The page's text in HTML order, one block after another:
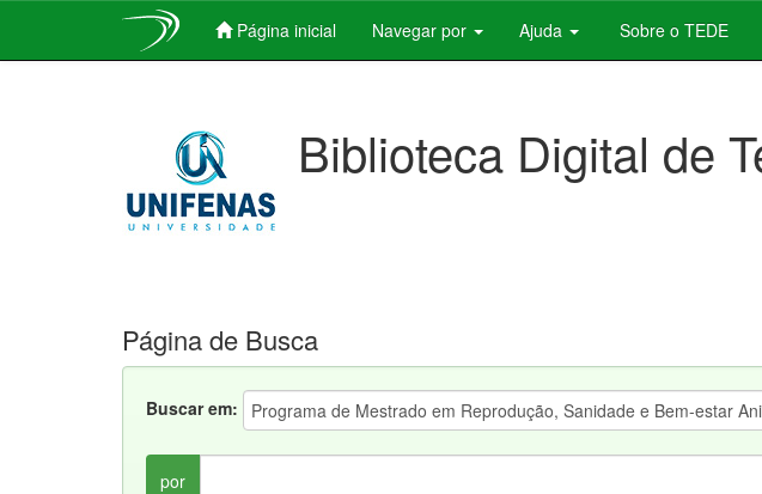
Página inicial Navegar por Ajuda Sobre o TEDE
Biblioteca Digital de
Página de Busca
Buscar em:
por